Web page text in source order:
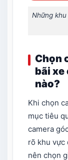
Những
Chọn
bãi xe
nào?
Khi chọn
mục tiêu
camera
rõ khu vực
nên chọn